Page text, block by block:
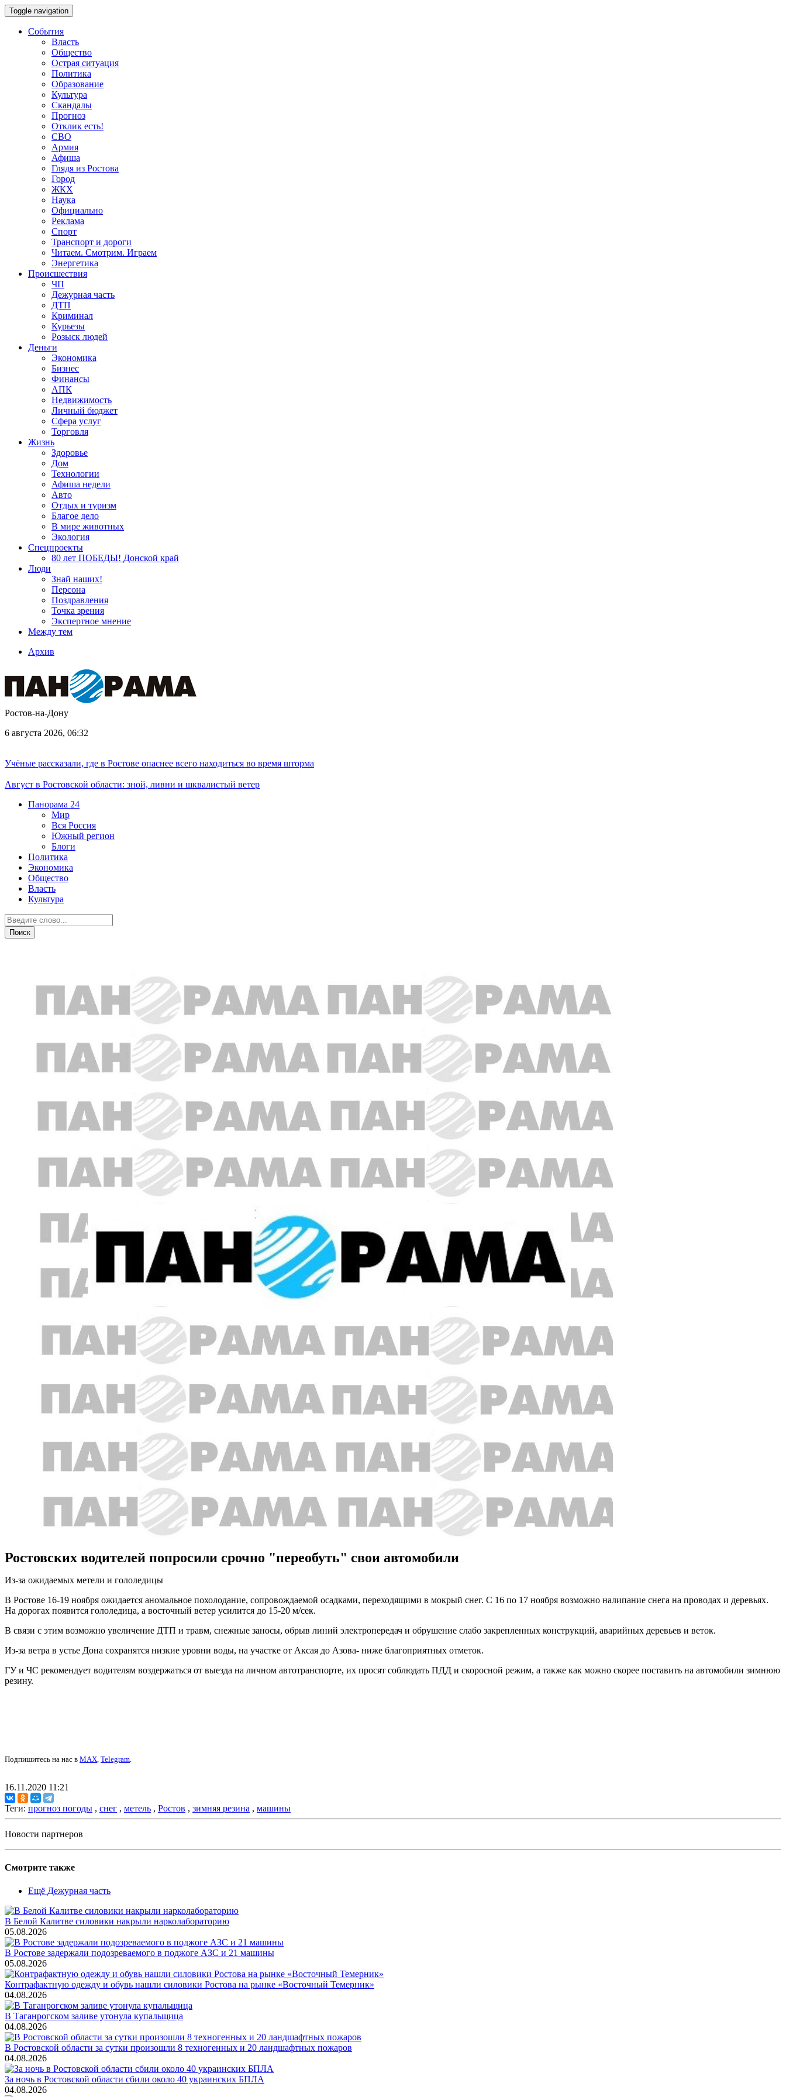
Toggle navigation
События
Власть
Общество
Острая ситуация
Политика
Образование
Культура
Скандалы
Прогноз
Отклик есть!
СВО
Армия
Афиша
Глядя из Ростова
Город
ЖКХ
Наука
Официально
Реклама
Спорт
Транспорт и дороги
Читаем. Смотрим. Играем
Энергетика
Происшествия
ЧП
Дежурная часть
ДТП
Криминал
Курьезы
Розыск людей
Деньги
Экономика
Бизнес
Финансы
АПК
Недвижимость
Личный бюджет
Сфера услуг
Торговля
Жизнь
Здоровье
Дом
Технологии
Афиша недели
Авто
Отдых и туризм
Благое дело
В мире животных
Экология
Спецпроекты
80 лет ПОБЕДЫ! Донской край
Люди
Знай наших!
Персона
Поздравления
Точка зрения
Экспертное мнение
Между тем
Архив
Ростов-на-Дону
6 августа 2026, 06:32
Учёные рассказали, где в Ростове опаснее всего находиться во время шторма
Август в Ростовской области: зной, ливни и шквалистый ветер
Панорама 24
Мир
Вся Россия
Южный регион
Блоги
Политика
Экономика
Общество
Власть
Культура
Ростовских водителей попросили срочно "переобуть" свои автомобили
Из-за ожидаемых метели и гололедицы
В Ростове 16-19 ноября ожидается аномальное похолодание, сопровождаемой осадками, переходящими в мокрый снег. С 16 по 17 ноября возможно налипание снега на проводах и деревьях.
На дорогах появится гололедица, а восточный ветер усилится до 15-20 м/сек.
В связи с этим возможно увеличение ДТП и травм, снежные заносы, обрыв линий электропередач и обрушение слабо закрепленных конструкций, аварийных деревьев и веток.
Из-за ветра в устье Дона сохранятся низкие уровни воды, на участке от Аксая до Азова- ниже благоприятных отметок.
ГУ и ЧС рекомендует водителям воздержаться от выезда на личном автотранспорте, их просят соблюдать ПДД и скоросной режим, а также как можно скорее поставить на автомобили зимнюю
резину.
Подпишитесь на нас в MAX, Telegram.
16.11.2020 11:21
Теги: прогноз погоды , снег , метель , Ростов , зимняя резина , машины
Новости партнеров
Смотрите также
Ещё Дежурная часть
В Белой Калитве силовики накрыли нарколабораторию
05.08.2026
В Ростове задержали подозреваемого в поджоге АЗС и 21 машины
05.08.2026
Контрафактную одежду и обувь нашли силовики Ростова на рынке «Восточный Темерник»
04.08.2026
В Таганрогском заливе утонула купальщица
04.08.2026
В Ростовской области за сутки произошли 8 техногенных и 20 ландшафтных пожаров
04.08.2026
За ночь в Ростовской области сбили около 40 украинских БПЛА
04.08.2026